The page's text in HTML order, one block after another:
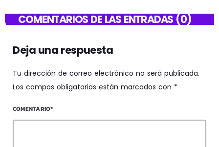
COMENTARIOS DE LAS ENTRADAS (0)
Deja una respuesta
Tu dirección de correo electrónico no será publicada.
Los campos obligatorios están marcados con *
COMENTARIO*